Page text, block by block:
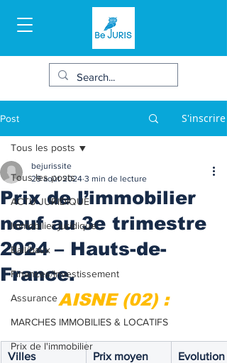
Post S'inscrire
Tous les posts
ACTU JURIDIQUE
Immobilier juridique
Bail/baux
Finances/Investissement
Assurance
MARCHES IMMOBILIES & LOCATIFS
Prix de l'immobilier
Tous les posts
Prix de l’immobilier
neuf au 3e trimestre
2024 – Hauts-de-
France.
bejurissite
29 août 2024 3 min de lecture
AISNE (02) :
Villes
Prix moyen
Evolution